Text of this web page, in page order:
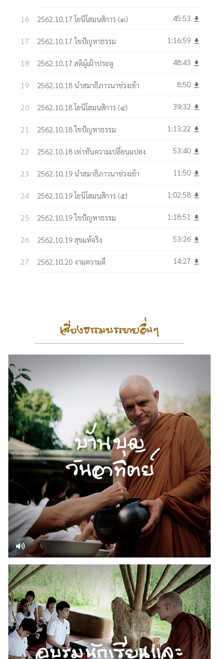
2562.10.17 โยนิโสมนสิการ (๓) 45:53 get_app
2562.10.17 ไขปัญหาธรรม 1:16:59 get_app
2562.10.17 สติผู้เฝ้าประตู 48:43 get_app
2562.10.18 นำสมาธิภาวนาช่วงเช้า 8:50 get_app
2562.10.18 โยนิโสมนสิการ (๔) 39:32 get_app
2562.10.18 ไขปัญหาธรรม 1:13:22 get_app
2562.10.18 เท่าทันความเปลี่ยนแปลง 53:40 get_app
2562.10.19 นำสมาธิภาวนาช่วงเช้า 11:50 get_app
2562.10.19 โยนิโสมนสิการ (๕) 1:02:58 get_app
2562.10.19 ไขปัญหาธรรม 1:18:51 get_app
2562.10.19 สุขแท้จริง 53:26 get_app
2562.10.20 งามความดี 14:27 get_app